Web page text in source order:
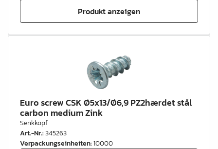
Produkt anzeigen
Euro screw CSK Ø5x13/Ø6,9 PZ2hærdet stål
carbon medium Zink
Senkkopf
Art.-Nr.:345263
Verpackungseinheiten:10000